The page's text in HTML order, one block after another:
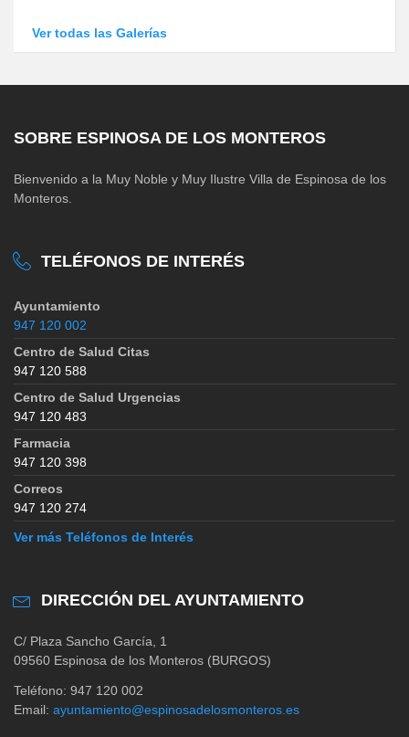
Ver todas las Galerías
SOBRE ESPINOSA DE LOS MONTEROS
Bienvenido a la Muy Noble y Muy Ilustre Villa de Espinosa de los
Monteros.
TELÉFONOS DE INTERÉS
Ayuntamiento
947 120 002
Centro de Salud Citas
947 120 588
Centro de Salud Urgencias
947 120 483
Farmacia
947 120 398
Correos
947 120 274
Ver más Teléfonos de Interés
DIRECCIÓN DEL AYUNTAMIENTO
C/ Plaza Sancho García, 1
09560 Espinosa de los Monteros (BURGOS)
Teléfono: 947 120 002
Email: ayuntamiento@espinosadelosmonteros.es